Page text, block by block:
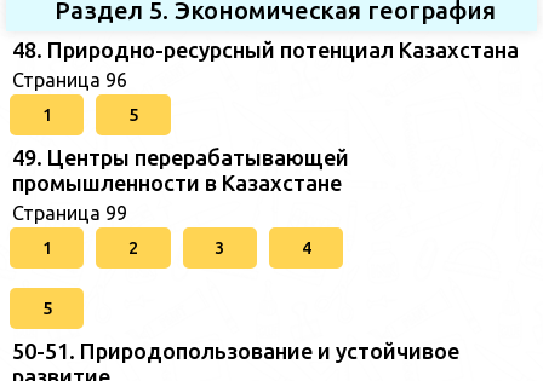
Раздел 5. Экономическая география
48. Природно-ресурсный потенциал Казахстана
Страница 96
1 5
49. Центры перерабатывающей
промышленности в Казахстане
Страница 99
1 2 3 4
5
50-51. Природопользование и устойчивое